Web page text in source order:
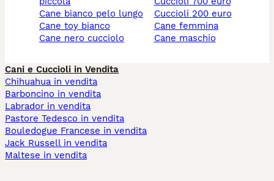
cane bianco pelo lungo
cane toy bianco
cane nero cucciolo
cuccioli 200 euro
cane femmina
cane maschio
Cani e Cuccioli in Vendita
Chihuahua in vendita
Barboncino in vendita
Labrador in vendita
Pastore Tedesco in vendita
Bouledogue Francese in vendita
Jack Russell in vendita
Maltese in vendita